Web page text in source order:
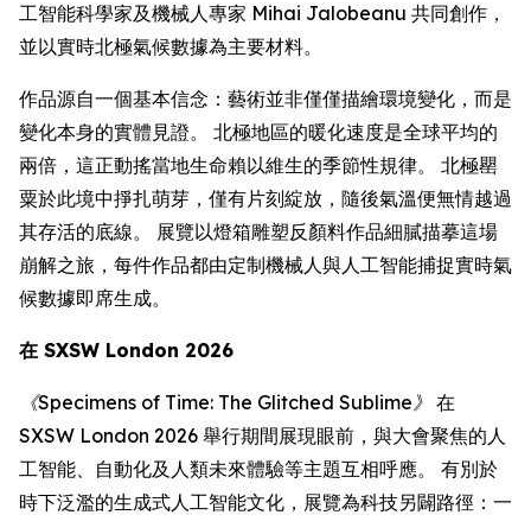
工智能科學家及機械人專家 Mihai Jalobeanu 共同創作，
並以實時北極氣候數據為主要材料。
作品源自一個基本信念：藝術並非僅僅描繪環境變化，而是
變化本身的實體見證。 北極地區的暖化速度是全球平均的
兩倍，這正動搖當地生命賴以維生的季節性規律。 北極罌
粟於此境中掙扎萌芽，僅有片刻綻放，隨後氣溫便無情越過
其存活的底線。 展覽以燈箱雕塑反顏料作品細膩描摹這場
崩解之旅，每件作品都由定制機械人與人工智能捕捉實時氣
候數據即席生成。
在 SXSW London 2026
《Specimens of Time: The Glitched Sublime》 在
SXSW London 2026 舉行期間展現眼前，與大會聚焦的人
工智能、自動化及人類未來體驗等主題互相呼應。 有別於
時下泛濫的生成式人工智能文化，展覽為科技另闢路徑：一